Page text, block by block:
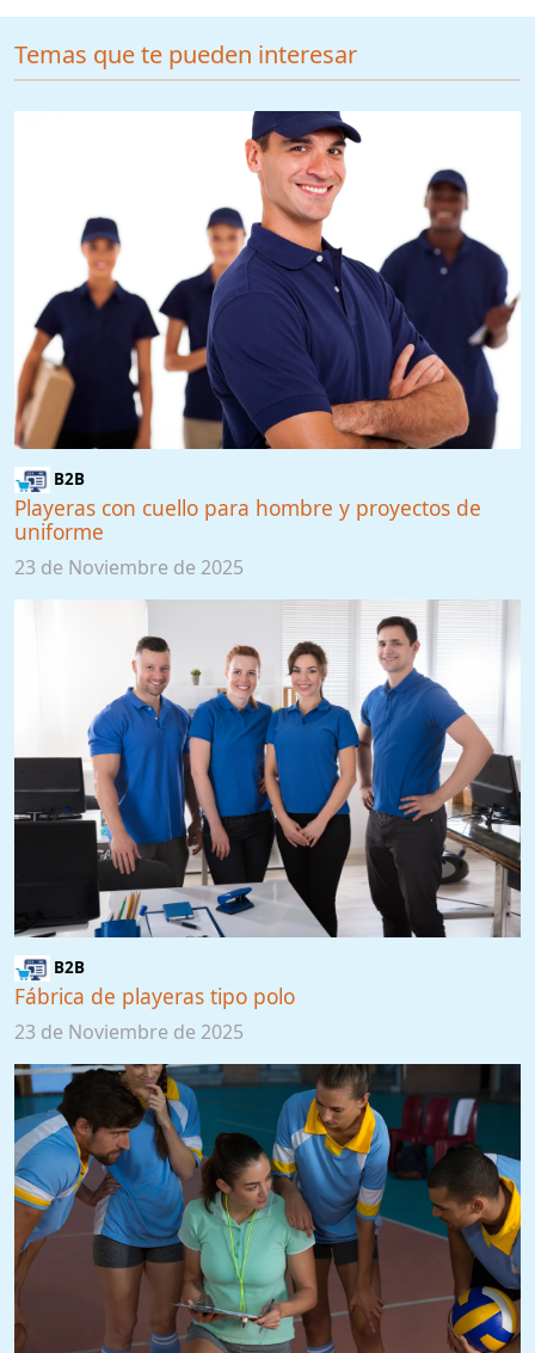
Temas que te pueden interesar
B2B
Playeras con cuello para hombre y proyectos de
uniforme
23 de Noviembre de 2025
B2B
Fábrica de playeras tipo polo
23 de Noviembre de 2025